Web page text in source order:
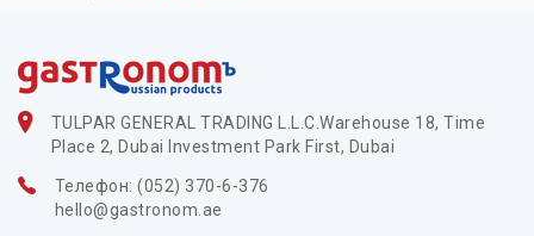
TULPAR GENERAL TRADING L.L.C.Warehouse 18, Time
Place 2, Dubai Investment Park First, Dubai
Телефон: (052) 370-6-376
hello@gastronom.ae